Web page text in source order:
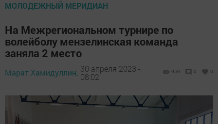
МОЛОДЕЖНЫЙ МЕРИДИАН
На Межрегиональном турнире по
волейболу мензелинская команда
заняла 2 место
Марат Хамидуллин, 30 апреля 2023 -
08:02
959 0 0